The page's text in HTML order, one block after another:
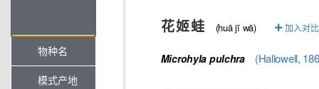
物种名
模式产地
花姬蛙 (huā jī wā) 加入对比
Microhyla pulchra (Hallowell,